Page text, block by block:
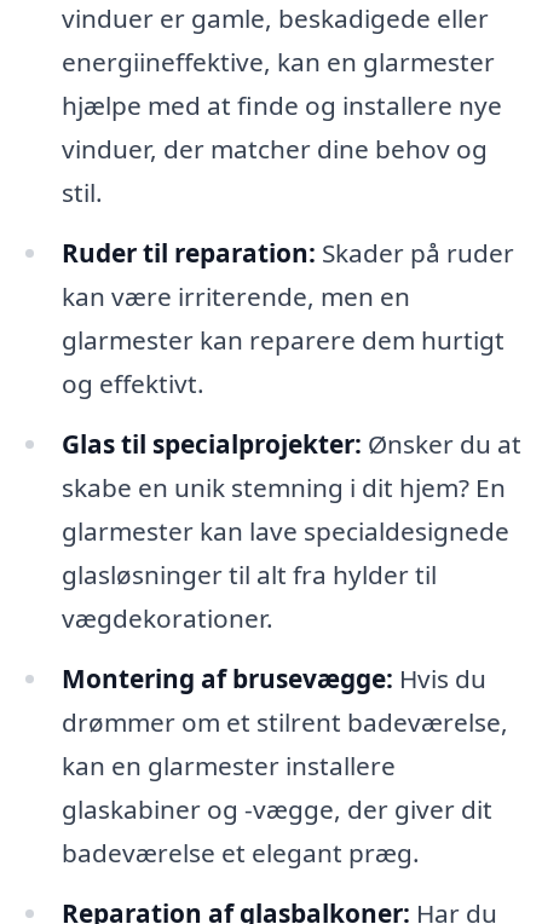
vinduer er gamle, beskadigede eller
energiineffektive, kan en glarmester
hjælpe med at finde og installere nye
vinduer, der matcher dine behov og
stil.
Ruder til reparation: Skader på ruder
kan være irriterende, men en
glarmester kan reparere dem hurtigt
og effektivt.
Glas til specialprojekter: Ønsker du at
skabe en unik stemning i dit hjem? En
glarmester kan lave specialdesignede
glasløsninger til alt fra hylder til
vægdekorationer.
Montering af brusevægge: Hvis du
drømmer om et stilrent badeværelse,
kan en glarmester installere
glaskabiner og -vægge, der giver dit
badeværelse et elegant præg.
Reparation af glasbalkoner: Har du